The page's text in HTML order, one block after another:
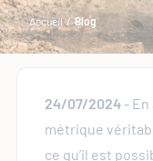
Accueil/Blog
24/07/2024- En
métrique
ce qu’il est